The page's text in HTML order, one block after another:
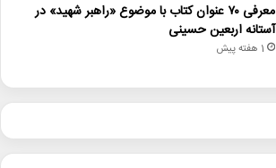
معرفی ۷۰ عنوان کتاب با موضوع «راهبر شهید» در
آستانه اربعین حسینی
1 هفته پیش